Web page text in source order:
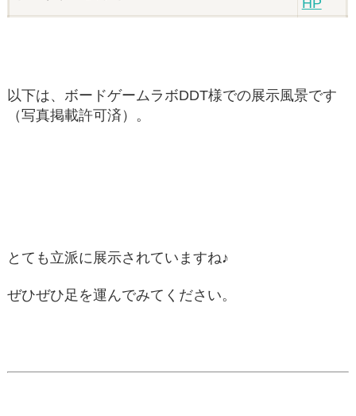
以下は、ボードゲームラボDDT様での展示風景です
（写真掲載許可済）。
とても立派に展示されていますね♪
ぜひぜひ足を運んでみてください。